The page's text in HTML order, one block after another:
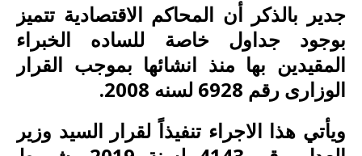
جدير بالذكر أن المحاكم الاقتصادية تتميز
بوجود جداول خاصة للساده الخبراء
المقيدين بها منذ انشائها بموجب القرار
الوزارى رقم 6928 لسنه 2008.
ويأتي هذا الاجراء تنفيذاً لقرار السيد وزير